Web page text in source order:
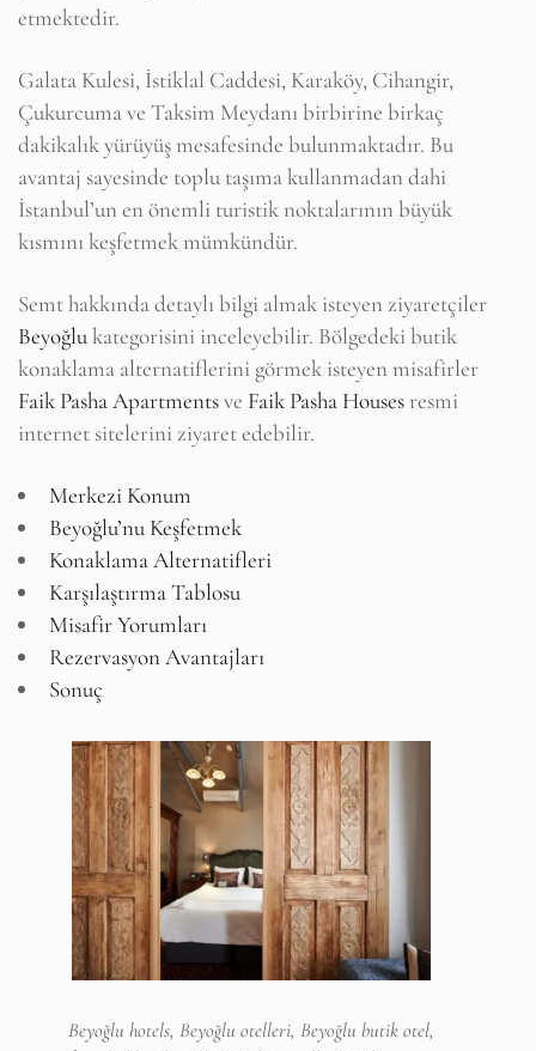
etmektedir.
Galata Kulesi, İstiklal Caddesi, Karaköy, Cihangir,
Çukurcuma ve Taksim Meydanı birbirine birkaç
dakikalık yürüyüş mesafesinde bulunmaktadır. Bu
avantaj sayesinde toplu taşıma kullanmadan dahi
İstanbul’un en önemli turistik noktalarının büyük
kısmını keşfetmek mümkündür.
Semt hakkında detaylı bilgi almak isteyen ziyaretçiler
Beyoğlukategorisini inceleyebilir. Bölgedeki butik
konaklama alternatiflerini görmek isteyen misafirler
Faik Pasha Apartmentsve Faik Pasha Housesresmi
internet sitelerini ziyaret edebilir.
Merkezi Konum
Beyoğlu’nu Keşfetmek
Konaklama Alternatifleri
Karşılaştırma Tablosu
Misafir Yorumları
Rezervasyon Avantajları
Sonuç
Beyoğlu hotels, Beyoğlu otelleri, Beyoğlu butik otel,